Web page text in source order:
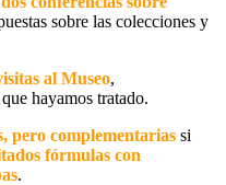
sobre las colecciones y
al Museo,
hayamos tratado.
pero complementarias si
fórmulas con
.